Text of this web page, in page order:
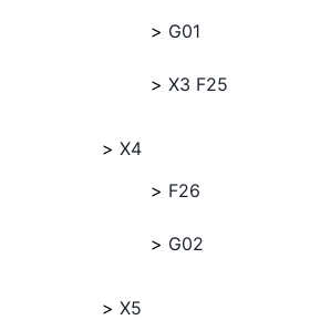
G01
X3 F25
X4
F26
G02
X5